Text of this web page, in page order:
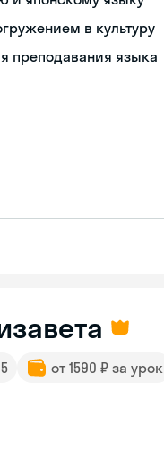
в культуру
преподавания языка
5 от 1590 ₽ за урок